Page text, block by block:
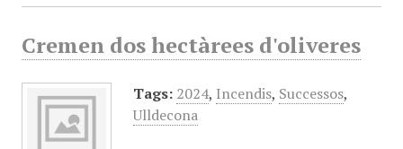
Cremen dos hectàrees d'oliveres
Tags: 2024, Incendis, Successos,
Ulldecona